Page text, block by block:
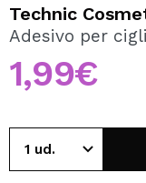
Creando un
acquisti
consultare le tue
Technic
Adesivo per
1,99€